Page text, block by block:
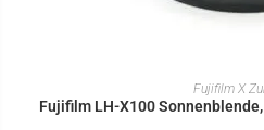
IN DEN
Fujifilm X
Fujifilm LH-X100